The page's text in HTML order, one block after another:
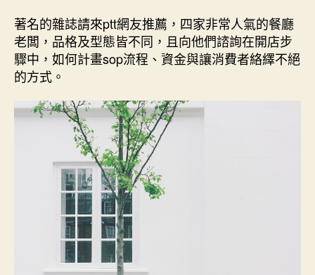
著名的雜誌請來ptt網友推薦，四家非常人氣的餐廳
老闆，品格及型態皆不同，且向他們諮詢在開店步
驟中，如何計畫sop流程、資金與讓消費者絡繹不絕
的方式。